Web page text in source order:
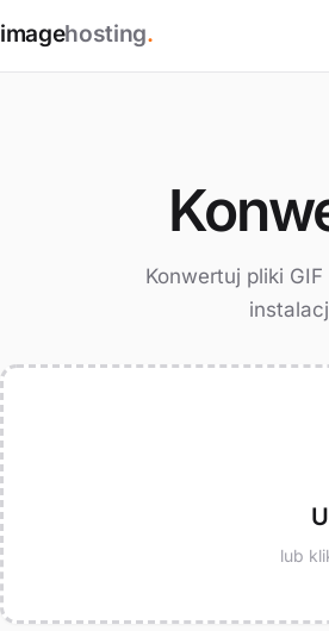
imagehosting.
Konwertuj pliki
lub